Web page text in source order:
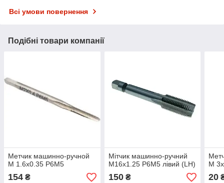
Всі умови повернення
Подібні товари компанії
Метчик машинно-ручной
М 1.6х0.35 Р6М5
154 ₴
Мітчик машинно-ручний
М16х1.25 Р6М5 лівий (LH)
150₴
М
20